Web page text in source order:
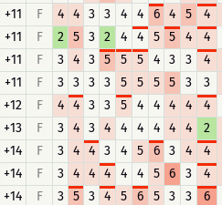
+11 F 4 4 3 3 4 4 6 4 5
4
+11 F 2 5 3 2 4 4 5 5 4
4
+11 F 3 4 3 5 5 5 4 3 3
4
+11 F 3 3 3 3 5 5 5 5 3
3
+12 F 4 4 3 3 5 4 4 4 4
4
+13 F 3 4 3 4 4 4 4 4 4
2
+14 F 3 4 4 3 4 5 6 3 4
4
+14 F 3 4 4 4 4 4 5 6 3
4
+14 F 3 5 3 4 5 6 5 3 3
6